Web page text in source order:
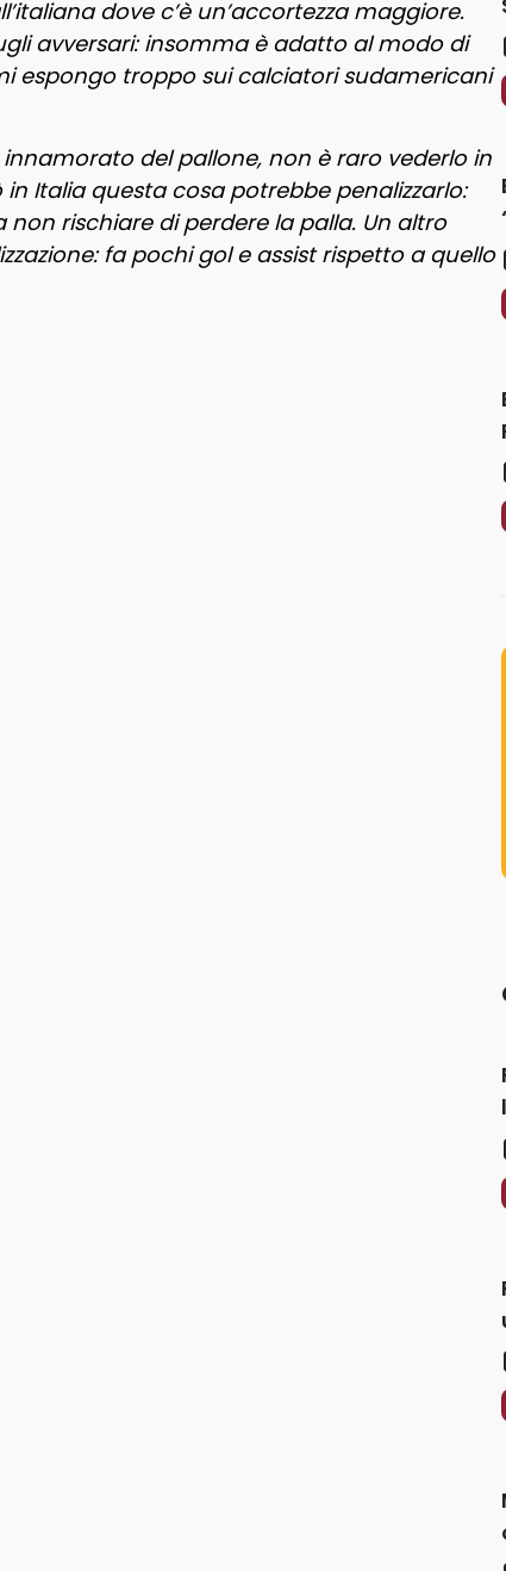
dove c’è un’accortezza maggiore.
avversari: insomma è adatto al modo di
espongo troppo sui calciatori sudamericani
del pallone, non è raro vederlo in
Italia questa cosa potrebbe penalizzarlo:
rischiare di perdere la palla. Un altro
fa pochi gol e assist rispetto a quello